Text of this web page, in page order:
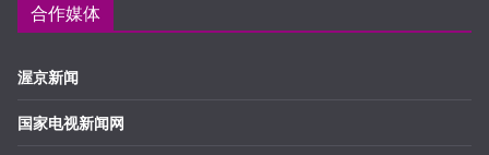
合作媒体
渥京新闻
国家电视新闻网